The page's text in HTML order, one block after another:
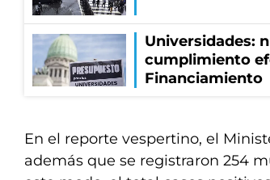
Universidades:
cumplimiento
Financiamiento
En el reporte vespertino, el
además que se registraron 254